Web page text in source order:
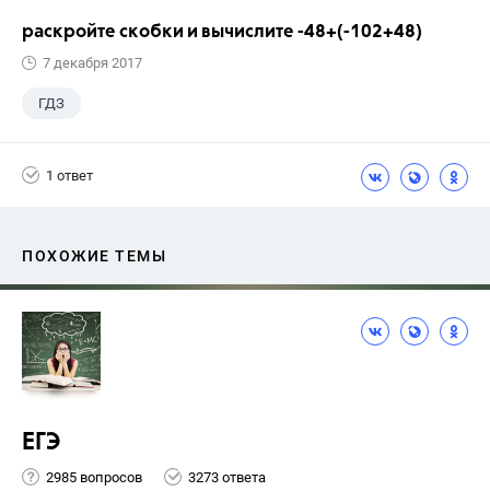
раскройте скобки и вычислите -48+(-102+48)
7 декабря 2017
ГДЗ
1 ответ
ПОХОЖИЕ ТЕМЫ
ЕГЭ
2985 вопросов 3273 ответа